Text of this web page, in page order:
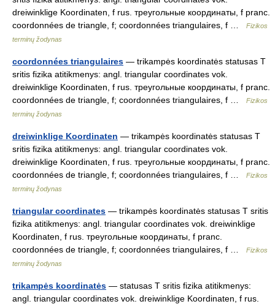
dreiwinklige Koordinaten, f rus. треугольные координаты, f pranc.
coordonnées de triangle, f; coordonnées triangulaires, f …
Fizikos
terminų žodynas
coordonnées triangulaires — trikampės koordinatės statusas T
sritis fizika atitikmenys: angl. triangular coordinates vok.
dreiwinklige Koordinaten, f rus. треугольные координаты, f pranc.
coordonnées de triangle, f; coordonnées triangulaires, f …
Fizikos
terminų žodynas
dreiwinklige Koordinaten — trikampės koordinatės statusas T
sritis fizika atitikmenys: angl. triangular coordinates vok.
dreiwinklige Koordinaten, f rus. треугольные координаты, f pranc.
coordonnées de triangle, f; coordonnées triangulaires, f …
Fizikos
terminų žodynas
triangular coordinates — trikampės koordinatės statusas T sritis
fizika atitikmenys: angl. triangular coordinates vok. dreiwinklige
Koordinaten, f rus. треугольные координаты, f pranc.
coordonnées de triangle, f; coordonnées triangulaires, f …
Fizikos
terminų žodynas
trikampės koordinatės — statusas T sritis fizika atitikmenys:
angl. triangular coordinates vok. dreiwinklige Koordinaten, f rus.